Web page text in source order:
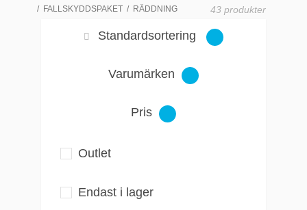
FALLSKYDDSPAKET RÄDDNING 43 produkter
Standardsortering
Varumärken
Pris
Outlet
Endast i lager